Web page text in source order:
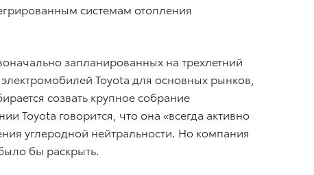
системам отопления
запланированных на трехлетний
Toyota для основных рынков,
созвать крупное собрание
Toyota говорится, что она «всегда активно
углеродной нейтральности. Но компания
бы раскрыть.